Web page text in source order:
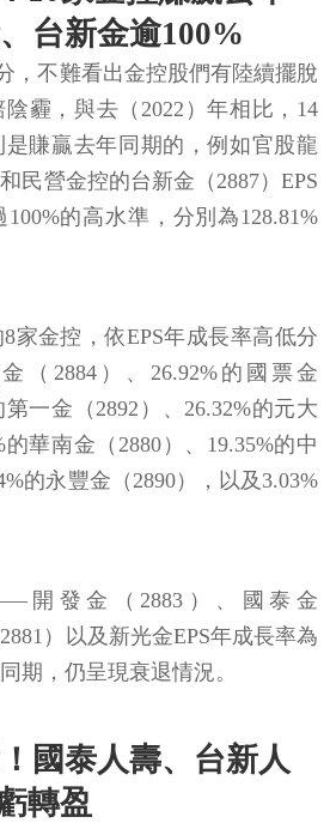
台新金逾100%
，不難看出金控股們有陸續擺脫
霾，與去（2022）年相比，14
賺贏去年同期的，例如官股龍
民營金控的台新金（2887）EPS
的高水準，分別為128.81%
家金控，依EPS年成長率高低分
（2884）、26.92%的國票金
第一金（2892）、26.32%的元大
華南金（2880）、19.35%的中
的永豐金（2890），以及3.03%
開發金（2883）、國泰金
）以及新光金EPS年成長率為
期，仍呈現衰退情況。
國泰人壽、台新人
轉盈